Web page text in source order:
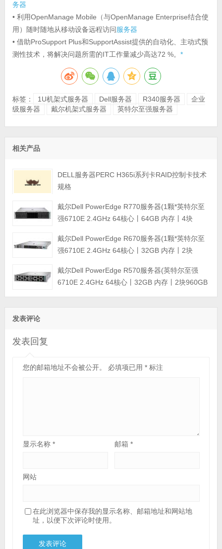
务器
• 利用OpenManage Mobile（与OpenManage Enterprise结合使
用）随时随地从移动设备远程访问服务器
• 借助ProSupport Plus和SupportAssist提供的自动化、主动式预
测性技术，将解决问题所需的IT工作量减少高达72 %。 *
标签： 1U机架式服务器 Dell服务器 R340服务器
企业
级服务器
戴尔机架式服务器 英特尔至强服务器
相关产品
DELL服务器PERC H365i系列卡RAID控制卡技术
规格
戴尔Dell PowerEdge R770服务器(1颗*英特尔至
强6710E 2.4GHz 64核心丨64GB 内存丨4块
800W双电源丨三年保修)戴尔Dell PowerEdge R670服务器(1颗*英特尔至
强6710E 2.4GHz 64核心丨32GB 内存丨2块
800W双电源丨三年保修)戴尔Dell PowerEdge R570服务器(英特尔至强
6710E 2.4GHz 64核心丨32GB 内存丨2块960GB
发表评论
发表回复
您的邮箱地址不会被公开。 必填项已用 *标注
显示名称 * 邮箱*
网站
在此浏览器中保存我的显示名称、邮箱地址和网站地
址，以便下次评论时使用。